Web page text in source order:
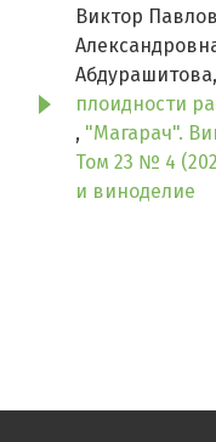
Виктор
Абдурашитова,
плоидности
, "Магарач".
Том 23 № 4
и виноделие